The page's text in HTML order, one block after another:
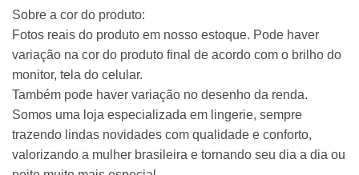
Sobre a cor do produto:
Fotos reais do produto em nosso estoque. Pode haver
variação na cor do produto final de acordo com o brilho do
monitor, tela do celular.
Também pode haver variação no desenho da renda.
Somos uma loja especializada em lingerie, sempre
trazendo lindas novidades com qualidade e conforto,
valorizando a mulher brasileira e tornando seu dia a dia ou